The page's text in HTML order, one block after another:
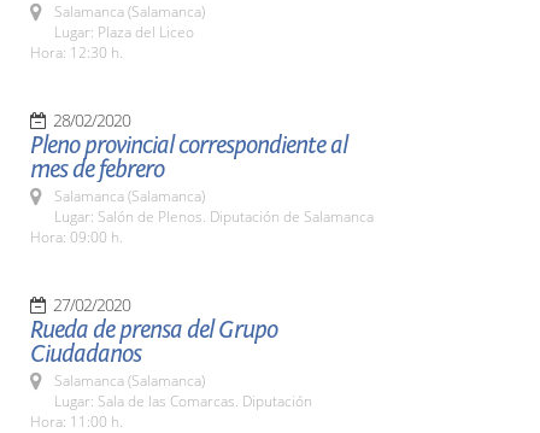
Salamanca (Salamanca)
Lugar: Plaza del Liceo
Hora: 12:30 h.
28/02/2020
Pleno provincial correspondiente al
mes de febrero
Salamanca (Salamanca)
Lugar: Salón de Plenos. Diputación de Salamanca
Hora: 09:00 h.
27/02/2020
Rueda de prensa del Grupo
Ciudadanos
Salamanca (Salamanca)
Lugar: Sala de las Comarcas. Diputación
Hora: 11:00 h.